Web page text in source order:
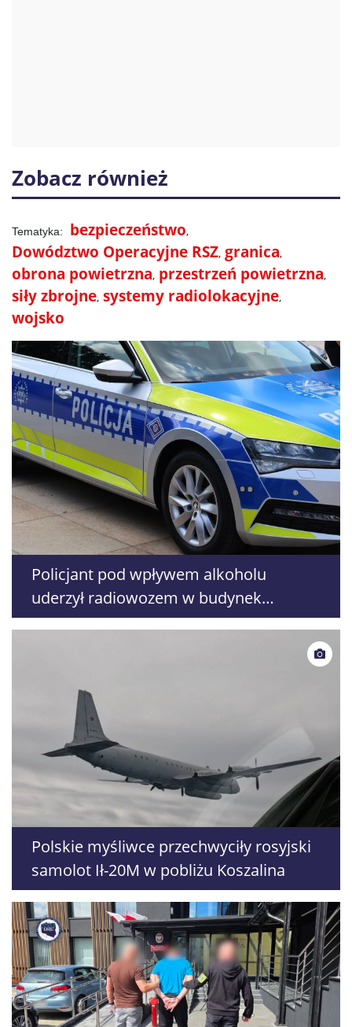
Zobacz również
bezpieczeństwo
Dowództwo Operacyjne RSZ granica
obrona powietrzna przestrzeń powietrzna
siły zbrojne systemy radiolokacyjne
wojsko
Policjant pod wpływem alkoholu
uderzył radiowozem w budynek
komendy. Grozi mu wydalenie ze służby
Polskie myśliwce przechwyciły rosyjski
samolot Ił-20M w pobliżu Koszalina